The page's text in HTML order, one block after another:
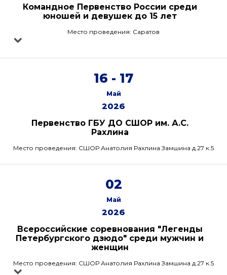
Командное Первенство России среди
юношей и девушек до 15 лет
Место проведения: Саратов
16 - 17
Май
2026
Первенство ГБУ ДО СШОР им. А.С.
Рахлина
Место проведения: СШОР Анатолия Рахлина Замшина д.27 к.5
02
Май
2026
Всероссийские соревнования "Легенды
Петербургского дзюдо" среди мужчин и
женщин
Место проведения: СШОР Анатолия Рахлина Замшина д.27 к.5